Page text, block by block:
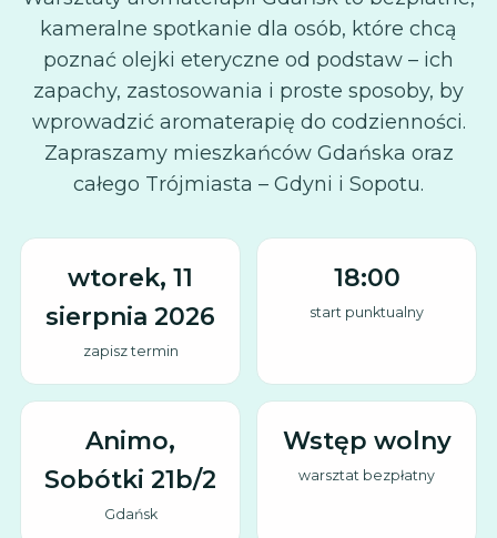
kameralne spotkanie dla osób, które chcą
poznać olejki eteryczne od podstaw – ich
zapachy, zastosowania i proste sposoby, by
wprowadzić aromaterapię do codzienności.
Zapraszamy mieszkańców Gdańska oraz
całego Trójmiasta – Gdyni i Sopotu.
wtorek, 11
sierpnia 2026
zapisz termin
18:00
start punktualny
Animo,
Sobótki 21b/2
Gdańsk
Wstęp wolny
warsztat bezpłatny